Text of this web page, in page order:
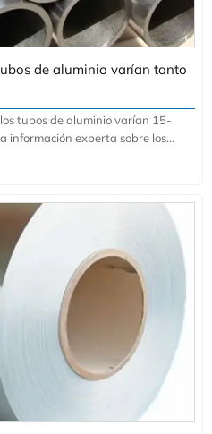
de aluminio varían tanto
tubos de aluminio varían 15-
información experta sobre los
de especialistas en metalurgia.